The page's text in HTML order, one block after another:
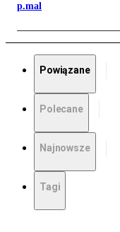
p.mal
Powiązane
Polecane
Najnowsze
Tagi